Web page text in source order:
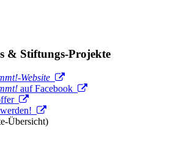
& Stiftungs-Projekte
Website
auf Facebook
Übersicht)